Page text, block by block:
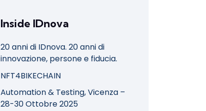
Inside IDnova
20 anni di IDnova. 20 anni di
innovazione, persone e fiducia.
NFT4BIKECHAIN
Automation & Testing, Vicenza –
28-30 Ottobre 2025